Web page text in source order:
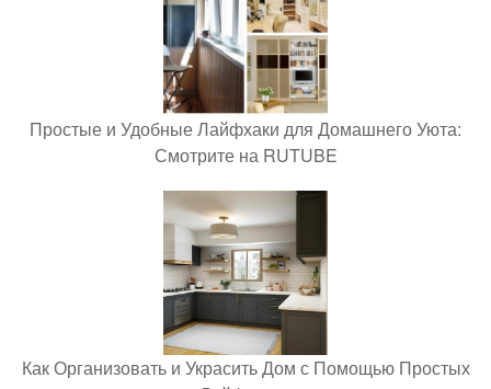
Простые и Удобные Лайфхаки для Домашнего Уюта:
Смотрите на RUTUBE
Как Организовать и Украсить Дом с Помощью Простых